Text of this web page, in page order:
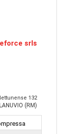
srls
132
(RM)